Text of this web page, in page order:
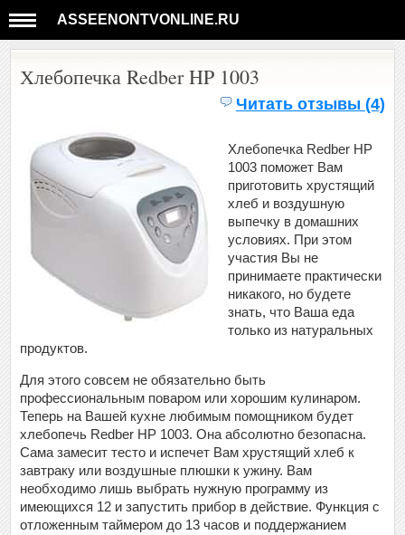
ASSEENONTVONLINE.RU
Хлебопечка Redber HP 1003
Читать отзывы (4)
Хлебопечка Redber HP
1003 поможет Вам
приготовить хрустящий
хлеб и воздушную
выпечку в домашних
условиях. При этом
участия Вы не
принимаете практически
никакого, но будете
знать, что Ваша еда
только из натуральных
продуктов.
Для этого совсем не обязательно быть
профессиональным поваром или хорошим кулинаром.
Теперь на Вашей кухне любимым помощником будет
хлебопечь Redber HP 1003. Она абсолютно безопасна.
Сама замесит тесто и испечет Вам хрустящий хлеб к
завтраку или воздушные плюшки к ужину. Вам
необходимо лишь выбрать нужную программу из
имеющихся 12 и запустить прибор в действие. Функция с
отложенным таймером до 13 часов и поддержанием